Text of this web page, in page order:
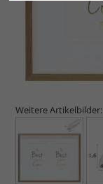
Weitere Artikelbilder: